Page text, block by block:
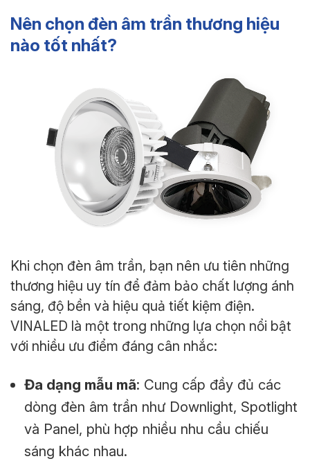
Nên chọn đèn âm trần thương hiệu
nào tốt nhất?
Khi chọn đèn âm trần, bạn nên ưu tiên những
thương hiệu uy tín để đảm bảo chất lượng ánh
sáng, độ bền và hiệu quả tiết kiệm điện.
VINALED là một trong những lựa chọn nổi bật
với nhiều ưu điểm đáng cân nhắc:
Đa dạng mẫu mã: Cung cấp đầy đủ các
dòng đèn âm trần như Downlight, Spotlight
và Panel, phù hợp nhiều nhu cầu chiếu
sáng khác nhau.